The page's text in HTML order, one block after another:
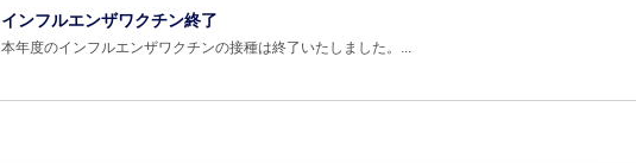
インフルエンザワクチン終了
本年度のインフルエンザワクチンの接種は終了いたしました。...